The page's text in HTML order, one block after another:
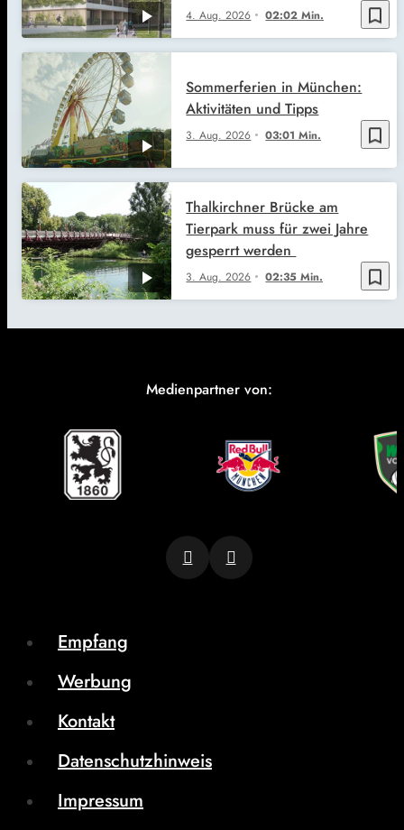
bookmark_border
4. Aug. 2026 02:02 Min.
bookmark_border
3. Aug. 2026 03:01 Min.
Sommerferien in München:
Aktivitäten und Tipps
bookmark_border
3. Aug. 2026 02:35 Min.
Thalkirchner Brücke am
Tierpark muss für zwei Jahre
gesperrt werden
Medienpartner von:
Empfang
Werbung
Kontakt
Datenschutzhinweis
Impressum